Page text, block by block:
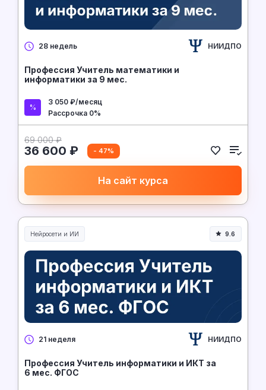
28 недель НИИДПО
Профессия Учитель математики и
информатики за 9 мес.
3 050 ₽/месяц
Рассрочка 0%
69 000 ₽
36 600 ₽ - 47%
На сайт курса
Нейросети и ИИ
Нейросети и искусственный интеллект
9.6
21 неделя НИИДПО
Профессия Учитель информатики и ИКТ за
6 мес. ФГОС